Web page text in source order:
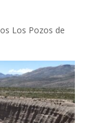
Los Pozos de